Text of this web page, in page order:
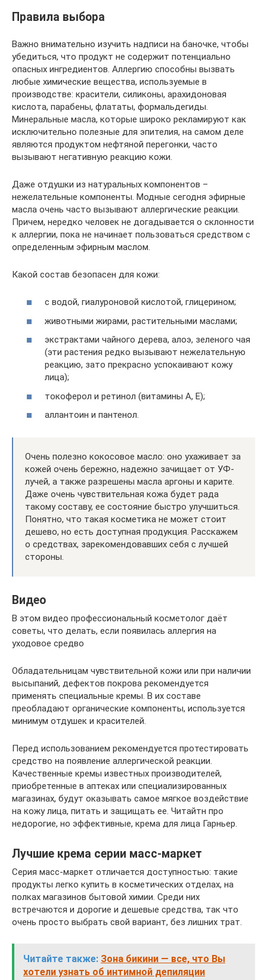
Правила выбора
Важно внимательно изучить надписи на баночке, чтобы
убедиться, что продукт не содержит потенциально
опасных ингредиентов. Аллергию способны вызвать
любые химические вещества, используемые в
производстве: красители, силиконы, арахидоновая
кислота, парабены, флататы, формальдегиды.
Минеральные масла, которые широко рекламируют как
исключительно полезные для эпителия, на самом деле
являются продуктом нефтяной перегонки, часто
вызывают негативную реакцию кожи.
Даже отдушки из натуральных компонентов –
нежелательные компоненты. Модные сегодня эфирные
масла очень часто вызывают аллергические реакции.
Причем, нередко человек не догадывается о склонности
к аллергии, пока не начинает пользоваться средством с
определенным эфирным маслом.
Какой состав безопасен для кожи:
с водой, гиалуроновой кислотой, глицерином;
животными жирами, растительными маслами;
экстрактами чайного дерева, алоэ, зеленого чая
(эти растения редко вызывают нежелательную
реакцию, зато прекрасно успокаивают кожу
лица);
токоферол и ретинол (витамины А, Е);
аллантоин и пантенол.
Очень полезно кокосовое масло: оно ухаживает за
кожей очень бережно, надежно зачищает от УФ-
лучей, а также разрешены масла аргоны и карите.
Даже очень чувствительная кожа будет рада
такому составу, ее состояние быстро улучшиться.
Понятно, что такая косметика не может стоит
дешево, но есть доступная продукция. Расскажем
о средствах, зарекомендовавших себя с лучшей
стороны.
Видео
В этом видео профессиональный косметолог даёт
советы, что делать, если появилась аллергия на
уходовое средво
Обладательницам чувствительной кожи или при наличии
высыпаний, дефектов покрова рекомендуется
применять специальные кремы. В их составе
преобладают органические компоненты, используется
минимум отдушек и красителей.
Перед использованием рекомендуется протестировать
средство на появление аллергической реакции.
Качественные кремы известных производителей,
приобретенные в аптеках или специализированных
магазинах, будут оказывать самое мягкое воздействие
на кожу лица, питать и защищать ее. Читайтн про
недорогие, но эффективные, крема для лица Гарньер.
Лучшие крема серии масс-маркет
Серия масс-маркет отличается доступностью: такие
продукты легко купить в косметических отделах, на
полках магазинов бытовой химии. Среди них
встречаются и дорогие и дешевые средства, так что
очень просто выбрать свой вариант, без лишних трат.
Читайте также: Зона бикини — все, что Вы
хотели узнать об интимной депиляции